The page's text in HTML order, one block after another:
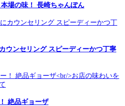
場の味！ 長崎ちゃんぽん
ウンセリング スピーディーかつ丁寧
絶品ギョーザ